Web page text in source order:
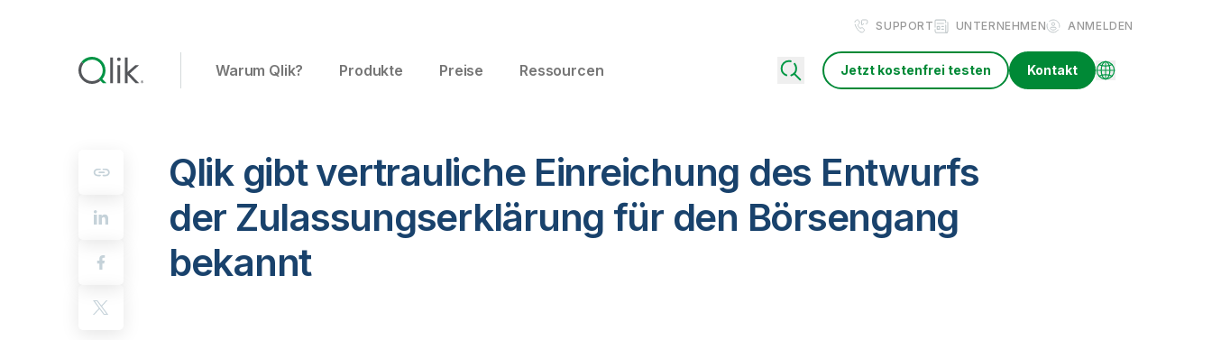
SUPPORT UNTERNEHMEN ANMELDEN
Warum Qlik? Produkte Preise Ressourcen Jetzt kostenfrei testen Kontakt
Qlik gibt vertrauliche Einreichung des Entwurfs
der Zulassungserklärung für den Börsengang
bekannt